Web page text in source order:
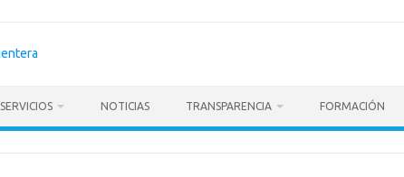
SERVICIOS NOTICIAS TRANSPARENCIA FORMACIÓN